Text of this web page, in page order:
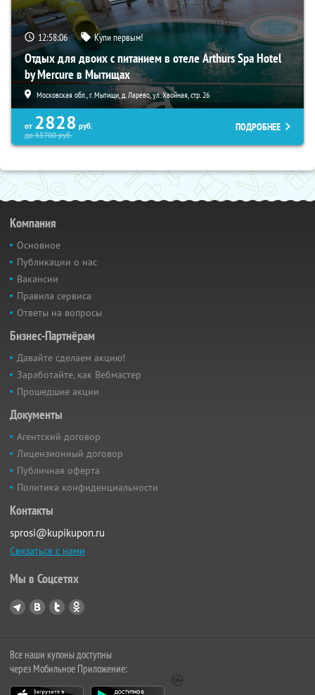
12:58:05 Купи первым!
Отдых для двоих с питанием в отеле Arthurs Spa Hotel
by Mercure в Мытищах
Московская обл., г. Мытищи, д. Ларево, ул. Хвойная, стр. 26
от 2828 руб.
до65700руб.
ПОДРОБНЕЕ
Компания
Основное
Публикации о нас
Вакансии
Правила сервиса
Ответы на вопросы
Бизнес-Партнёрам
Давайте сделаем акцию!
Заработайте, как Вебмастер
Прошедшие акции
Документы
Агентский договор
Лицензионный договор
Публичная оферта
Политика конфиденциальности
Контакты
sprosi@kupikupon.ru
Связаться с нами
Мы в Соцсетях
Все наши купоны доступны
через Мобильное Приложение: